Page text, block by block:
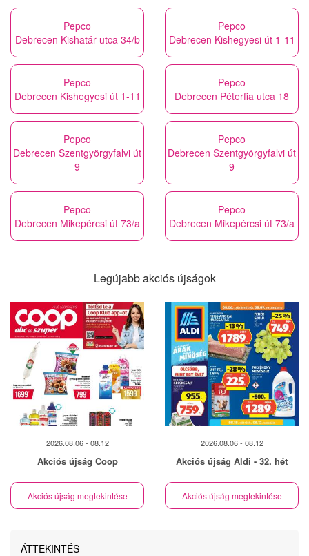
Pepco
Debrecen Kishatár utca 34/b
Pepco
Debrecen Kishegyesi út 1-11
Pepco
Debrecen Kishegyesi út 1-11
Pepco
Debrecen Péterfia utca 18
Pepco
Debrecen Szentgyörgyfalvi út
9
Pepco
Debrecen Szentgyörgyfalvi út
9
Pepco
Debrecen Mikepércsi út 73/a
Pepco
Debrecen Mikepércsi út 73/a
Legújabb akciós újságok
2026.08.06 - 08.12
Akciós újság Coop
Akciós újság megtekintése
2026.08.06 - 08.12
Akciós újság Aldi - 32. hét
Akciós újság megtekintése
ÁTTEKINTÉS